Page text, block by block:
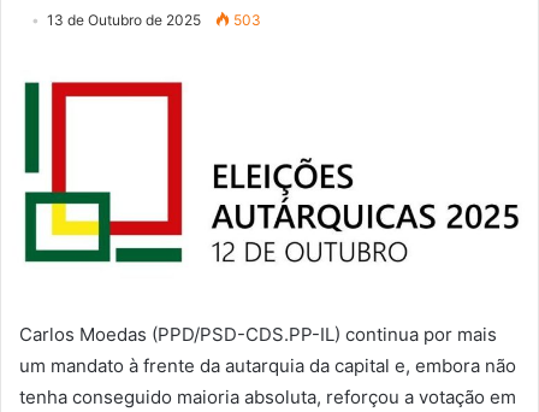
13 de Outubro de 2025 503
Carlos Moedas (PPD/PSD-CDS.PP-IL) continua por mais
um mandato à frente da autarquia da capital e, embora não
tenha conseguido maioria absoluta, reforçou a votação em